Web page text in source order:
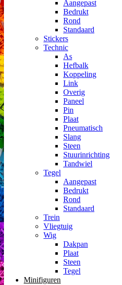
Aangepast
Bedrukt
Rond
Standaard
Stickers
Technic
As
Hefbalk
Koppeling
Link
Overig
Paneel
Pin
Plaat
Pneumatisch
Slang
Steen
Stuurinrichting
Tandwiel
Tegel
Aangepast
Bedrukt
Rond
Standaard
Trein
Vliegtuig
Wig
Dakpan
Plaat
Steen
Tegel
Minifiguren